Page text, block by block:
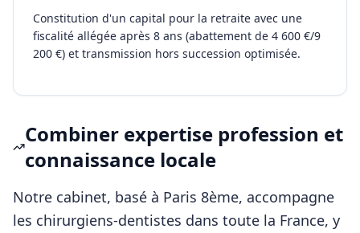
Constitution d'un capital pour la retraite avec une
fiscalité allégée après 8 ans (abattement de 4 600 €/9
200 €) et transmission hors succession optimisée.
Combiner expertise profession et
connaissance locale
Notre cabinet, basé à Paris 8ème, accompagne
les chirurgiens-dentistes dans toute la France, y